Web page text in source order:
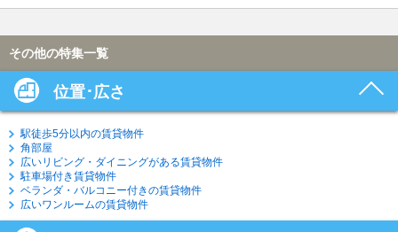
その他の特集一覧
位置･広さ
駅徒歩5分以内の賃貸物件
角部屋
広いリビング・ダイニングがある賃貸物件
駐車場付き賃貸物件
ベランダ・バルコニー付きの賃貸物件
広いワンルームの賃貸物件